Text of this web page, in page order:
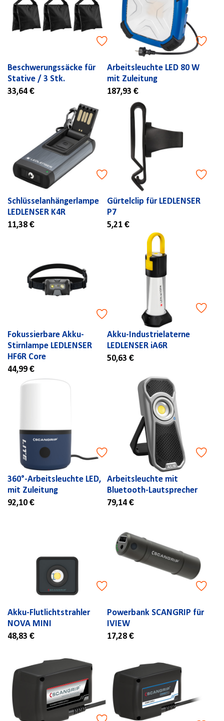
Beschwerungssäcke für
Stative / 3 Stk.
33,64 €
Arbeitsleuchte LED 80 W
mit Zuleitung
187,93 €
Schlüsselanhängerlampe
LEDLENSER K4R
11,38 €
Gürtelclip für LEDLENSER
P7
5,21 €
Fokussierbare Akku-
Stirnlampe LEDLENSER
HF6R Core
44,99 €
Akku-Industrielaterne
LEDLENSER iA6R
50,63 €
360°-Arbeitsleuchte LED,
mit Zuleitung
92,10 €
Arbeitsleuchte mit
Bluetooth-Lautsprecher
79,14 €
Akku-Flutlichtstrahler
NOVA MINI
48,83 €
Powerbank SCANGRIP für
IVIEW
17,28 €